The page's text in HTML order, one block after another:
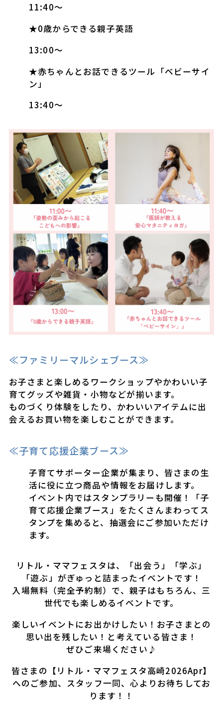
11:40～
★0歳からできる親子英語
13:00〜
★赤ちゃんとお話できるツール「ベビーサイ
ン」
13:40～
≪ファミリーマルシェブース≫
お子さまと楽しめるワークショップやかわいい子
育てグッズや雑貨・小物などが揃います。
ものづくり体験をしたり、かわいいアイテムに出
会えるお買い物を楽しむことができます。
≪子育て応援企業ブース≫
子育てサポーター企業が集まり、皆さまの生
活に役に立つ商品や情報をお届けします。
イベント内ではスタンプラリーも開催！
「子
育て応援企業ブース」をたくさんまわってス
タンプを集めると、抽選会にご参加いただけ
ます。
リトル・ママフェスタは、「出会う」「学ぶ」
「遊ぶ」がぎゅっと詰まったイベントです！
入場無料（完全予約制）で、親子はもちろん、三
世代でも楽しめるイベントです。
楽しいイベントにお出かけしたい！お子さまとの
思い出を残したい！と考えている皆さま！
ぜひご来場ください♪
皆さまの【リトル・ママフェスタ高崎2026Apr】
へのご参加、 スタッフ一同、心よりお待ちしてお
ります！！